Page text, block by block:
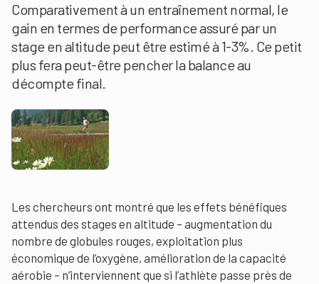
Comparativement à un entraînement normal, le
gain en termes de performance assuré par un
stage en altitude peut être estimé à 1-3%. Ce petit
plus fera peut-être pencher la balance au
décompte final.
Les chercheurs ont montré que les effets bénéfiques
attendus des stages en altitude – augmentation du
nombre de globules rouges, exploitation plus
économique de l’oxygène, amélioration de la capacité
aérobie – n’interviennent que si l’athlète passe près de